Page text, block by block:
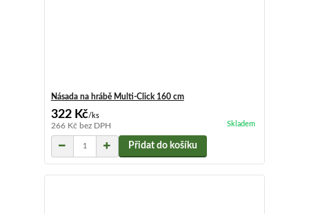
Násada na hrábě Multi-Click 160 cm
322 Kč/ks
266 Kč bez DPH Skladem
Přidat do košíku